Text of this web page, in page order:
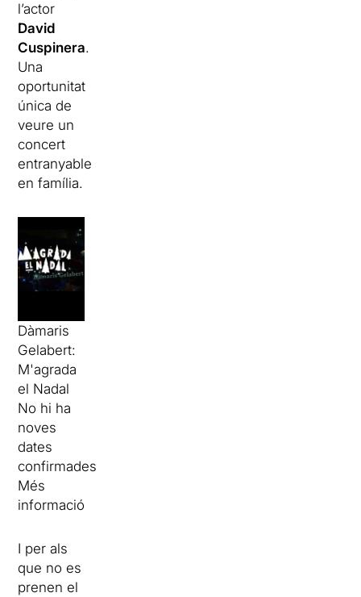
l’actor
David
Cuspinera.
Una
oportunitat
única de
veure un
concert
entranyable
en família.
Dàmaris
Gelabert:
M'agrada
el Nadal
No hi ha
noves
dates
confirmades
Més
informació
I per als
que no es
prenen el